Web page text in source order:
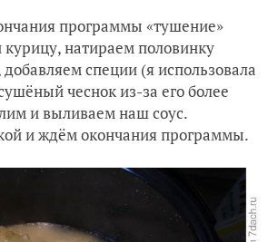
программы «тушение»
натираем половинку
специи (я использовала
чеснок из-за его более
и выливаем наш соус.
и ждём окончания программы.